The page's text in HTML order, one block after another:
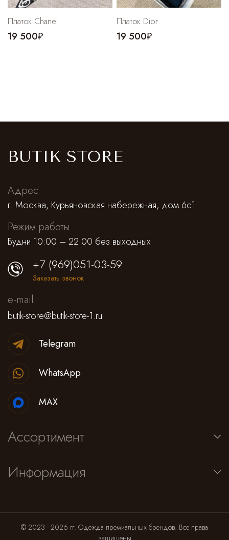
Платок Chanel
19 500₽
Платок Dior
19 500₽
BUTIK STORE
Адрес
г. Москва, Курьяновская набережная, дом 6с1
Режим работы
Будни 10:00 – 22:00 без выходных
Ассортимент
Информация
+7 (969)051-03-59
Заказать звонок
e-mail
butik-store@butik-stote-1.ru
Telegram
WhatsApp
MAX
© 2023 - 2026 гг. Одежда премиальных брендов. Все права